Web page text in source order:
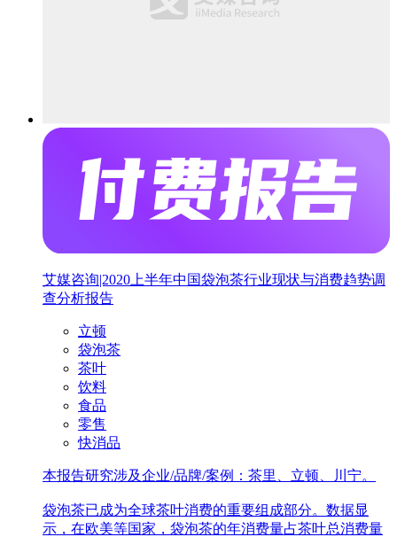
艾媒咨询|2020上半年中国袋泡茶行业现状与消费趋势调
查分析报告
立顿
袋泡茶
茶叶
饮料
食品
零售
快消品
本报告研究涉及企业/品牌/案例：茶里、立顿、川宁。
袋泡茶已成为全球茶叶消费的重要组成部分。数据显
示，在欧美等国家，袋泡茶的年消费量占茶叶总消费量